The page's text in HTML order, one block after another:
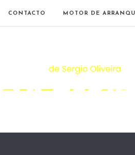
CONTACTO MOTOR DE